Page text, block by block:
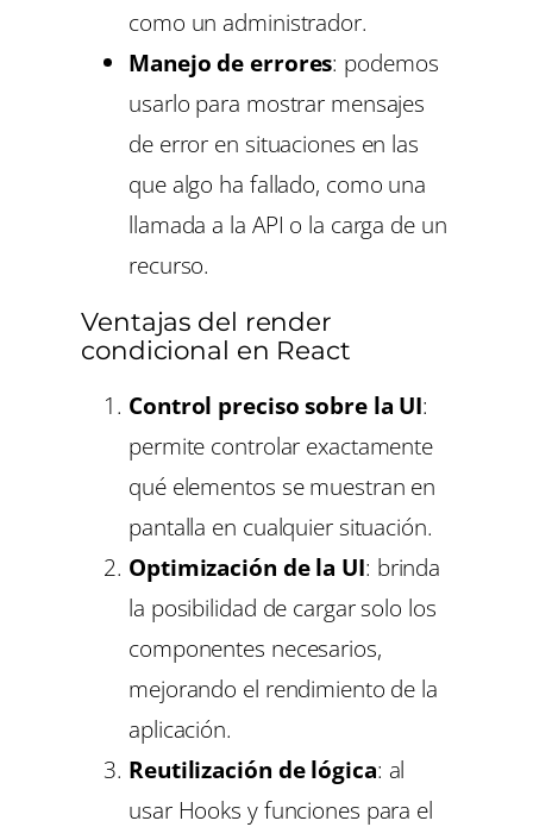
como un administrador.
Manejo de errores: podemos
usarlo para mostrar mensajes
de error en situaciones en las
que algo ha fallado, como una
llamada a la API o la carga de un
recurso.
Ventajas del render
condicional en React
Control preciso sobre la UI:
permite controlar exactamente
qué elementos se muestran en
pantalla en cualquier situación.
Optimización de la UI: brinda
la posibilidad de cargar solo los
componentes necesarios,
mejorando el rendimiento de la
aplicación.
Reutilización de lógica: al
usar Hooks y funciones para el